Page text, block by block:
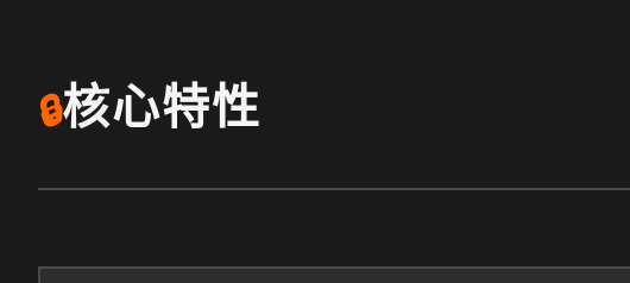
🔒核心特性